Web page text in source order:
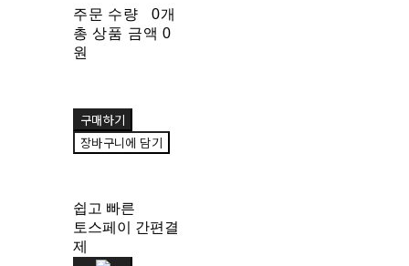
주문 수량
0개
총 상품 금액 0
원
구매하기
장바구니에 담기
쉽고 빠른
토스페이 간편결
제